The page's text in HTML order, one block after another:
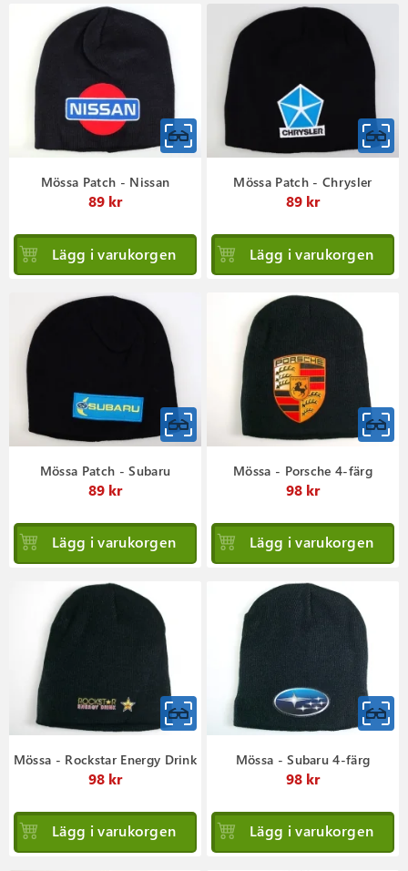
Mössa Patch - Nissan
89 kr
Lägg i varukorgen
Mössa Patch - Chrysler
89 kr
Lägg i varukorgen
Mössa Patch - Subaru
89 kr
Lägg i varukorgen
Mössa - Porsche 4-färg
98 kr
Lägg i varukorgen
Mössa - Rockstar Energy Drink
98 kr
Lägg i varukorgen
Mössa - Subaru 4-färg
98 kr
Lägg i varukorgen